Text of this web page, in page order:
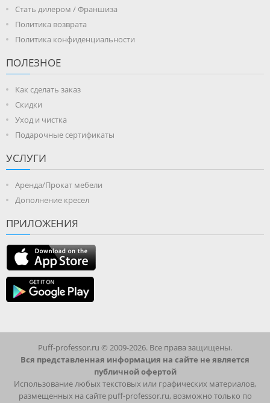
Стать дилером / Франшиза
Политика возврата
Политика конфиденциальности
ПОЛЕЗНОЕ
Как сделать заказ
Скидки
Уход и чистка
Подарочные сертификаты
УСЛУГИ
Аренда/Прокат мебели
Дополнение кресел
ПРИЛОЖЕНИЯ
Puff-professor.ru © 2009-2026. Все права защищены.
Вся представленная информация на сайте не является
публичной офертой
Использование любых текстовых или графических материалов,
размещенных на сайте puff-professor.ru, возможно только по